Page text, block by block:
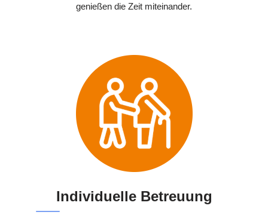
genießen die Zeit miteinander.
Individuelle Betreuung